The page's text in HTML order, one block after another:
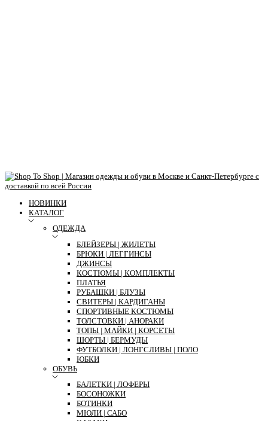
НОВИНКИ
КАТАЛОГ
ОДЕЖДА
БЛЕЙЗЕРЫ | ЖИЛЕТЫ
БРЮКИ | ЛЕГГИНСЫ
ДЖИНСЫ
КОСТЮМЫ | КОМПЛЕКТЫ
ПЛАТЬЯ
РУБАШКИ | БЛУЗЫ
СВИТЕРЫ | КАРДИГАНЫ
СПОРТИВНЫЕ КОСТЮМЫ
ТОЛСТОВКИ | АНОРАКИ
ТОПЫ | МАЙКИ | КОРСЕТЫ
ШОРТЫ | БЕРМУДЫ
ФУТБОЛКИ | ЛОНГСЛИВЫ | ПОЛО
ЮБКИ
ОБУВЬ
БАЛЕТКИ | ЛОФЕРЫ
БОСОНОЖКИ
БОТИНКИ
МЮЛИ | САБО